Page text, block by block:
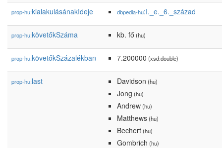
prop-hu:kialakulásánakIdeje dbpedia-hu:I._e._6._század
prop-hu:követőkSzáma kb. fő (hu)
prop-hu:követőkSzázalékban 7.200000 (xsd:double)
prop-hu:last Davidson (hu)
Jong (hu)
Andrew(hu)
Matthews(hu)
Bechert(hu)
Gombrich (hu)